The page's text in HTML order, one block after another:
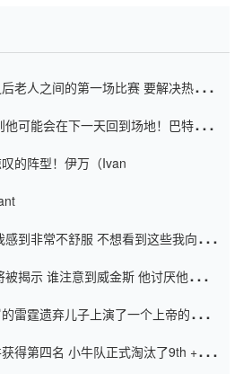
老人之间的第一场比赛 要解决热情的
可能会在下一天回到场地！巴特勒迈
的阵型！伊万（Ivan
到非常不舒服 不想看到这些我向他
揭示 谁注意到威金斯 他讨厌他的老
雷霆遗弃儿子上演了一个上帝的剧
得第四名 小牛队正式淘汰了9th + 76